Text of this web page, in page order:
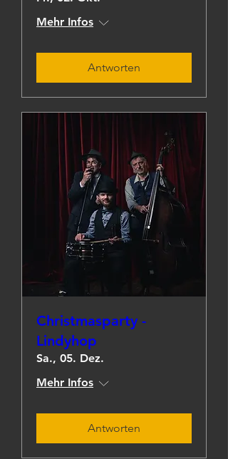
Mehr Infos
Antworten
Christmasparty -
Lindyhop
Sa., 05. Dez.
Mehr Infos
Antworten